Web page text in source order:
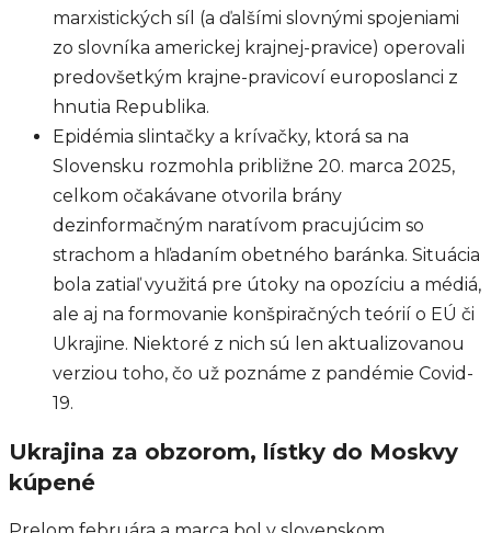
marxistických síl (a ďalšími slovnými spojeniami
zo slovníka americkej krajnej-pravice) operovali
predovšetkým krajne-pravicoví europoslanci z
hnutia Republika.
Epidémia slintačky a krívačky, ktorá sa na
Slovensku rozmohla približne 20. marca 2025,
celkom očakávane otvorila brány
dezinformačným naratívom pracujúcim so
strachom a hľadaním obetného baránka. Situácia
bola zatiaľ využitá pre útoky na opozíciu a médiá,
ale aj na formovanie konšpiračných teórií o EÚ či
Ukrajine. Niektoré z nich sú len aktualizovanou
verziou toho, čo už poznáme z pandémie Covid-
19.
Ukrajina za obzorom, lístky do Moskvy
kúpené